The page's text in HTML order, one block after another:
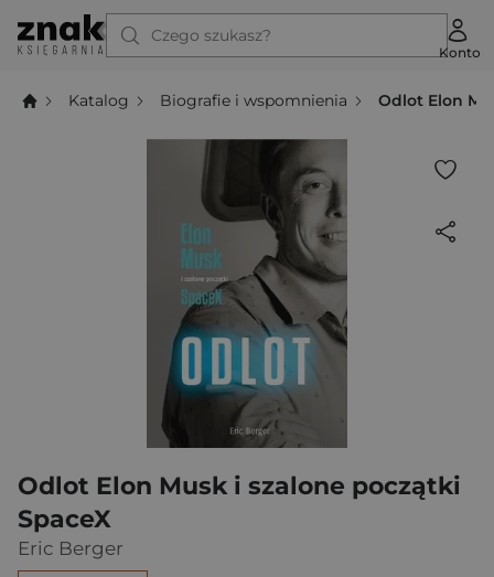
Czego szukasz?
Konto
Katalog Biografie i wspomnienia Odlot Elon
Odlot Elon Musk i szalone początki
SpaceX
Eric Berger